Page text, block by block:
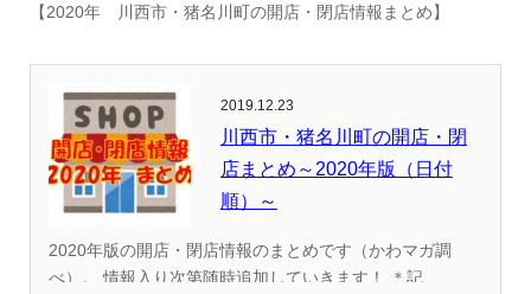
【2020年 川西市・猪名川町の開店・閉店情報まとめ】
2019.12.23
川西市・猪名川町の開店・閉
店まとめ～2020年版（日付
順）～
2020年版の開店・閉店情報のまとめです（かわマガ調
べ）。 情報入り次第随時追加していきます！ ＊記...